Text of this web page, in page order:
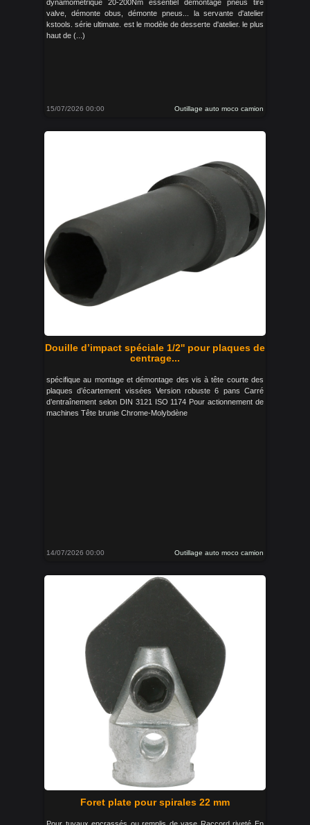
dynamométrique 20-200Nm essentiel démontage pneus tire
valve, démonte obus, démonte pneus... la servante d'atelier
kstools. série ultimate. est le modèle de desserte d'atelier. le plus
haut de (...)
15/07/2026 00:00 Outillage auto moco camion
Douille d’impact spéciale 1/2'' pour plaques de
centrage...
spécifique au montage et démontage des vis à tête courte des
plaques d’écartement vissées Version robuste 6 pans Carré
d’entraînement selon DIN 3121 ISO 1174 Pour actionnement de
machines Tête brunie Chrome-Molybdène
14/07/2026 00:00 Outillage auto moco camion
Foret plate pour spirales 22 mm